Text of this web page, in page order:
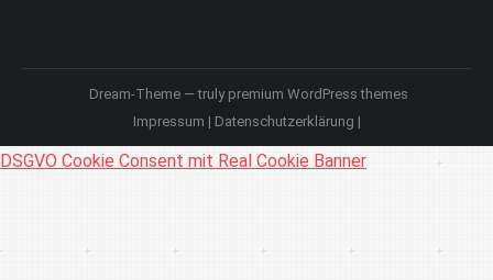
Dream-Theme — truly premium WordPress themes
Impressum | Datenschutzerklärung |
DSGVO Cookie Consent mit Real Cookie Banner